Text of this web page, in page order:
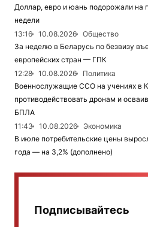
Доллар, евро и юань подорожали на
недели
13:16
10.08.2026
Общество
За неделю в Беларусь по безвизу
европейских стран — ГПК
12:28
10.08.2026
Политика
Военнослужащие ССО на учениях в
противодействовать дронам и
БПЛА
11:43
10.08.2026
Экономика
В июле потребительские цены
года — на 3,2% (дополнено)
Подписывайтесь